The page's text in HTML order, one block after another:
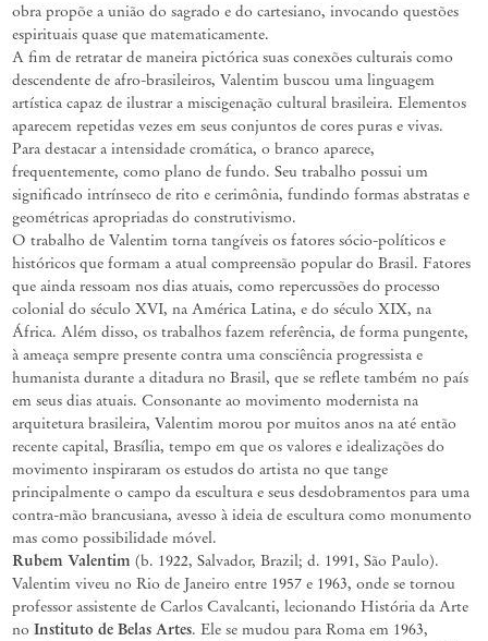
obra propõe a união do sagrado e do cartesiano, invocando questões
espirituais quase que matematicamente.
A fim de retratar de maneira pictórica suas conexões culturais como
descendente de afro-brasileiros, Valentim buscou uma linguagem
artística capaz de ilustrar a miscigenação cultural brasileira. Elementos
aparecem repetidas vezes em seus conjuntos de cores puras e vivas.
Para destacar a intensidade cromática, o branco aparece,
frequentemente, como plano de fundo. Seu trabalho possui um
significado intrínseco de rito e cerimônia, fundindo formas abstratas e
geométricas apropriadas do construtivismo.
O trabalho de Valentim torna tangíveis os fatores sócio-políticos e
históricos que formam a atual compreensão popular do Brasil. Fatores
que ainda ressoam nos dias atuais, como repercussões do processo
colonial do século XVI, na América Latina, e do século XIX, na
África. Além disso, os trabalhos fazem referência, de forma pungente,
à ameaça sempre presente contra uma consciência progressista e
humanista durante a ditadura no Brasil, que se reflete também no país
em seus dias atuais. Consonante ao movimento modernista na
arquitetura brasileira, Valentim morou por muitos anos na até então
recente capital, Brasília, tempo em que os valores e idealizações do
movimento inspiraram os estudos do artista no que tange
principalmente o campo da escultura e seus desdobramentos para uma
contra-mão brancusiana, avesso à ideia de escultura como monumento
mas como possibilidade móvel.
Rubem Valentim (b. 1922, Salvador, Brazil; d. 1991, São Paulo).
Valentim viveu no Rio de Janeiro entre 1957 e 1963, onde se tornou
professor assistente de Carlos Cavalcanti, lecionando História da Arte
no Instituto de Belas Artes. Ele se mudou para Roma em 1963,